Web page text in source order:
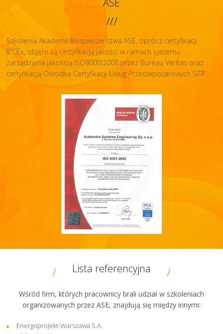
Szkolenia Akademii Bezpieczeństwa ASE, oprócz certyfikacji
IECEx, objęte są certyfikacją jakości w ramach systemu
zarządzania jakością ISO9000:2008 przez Bureau Veritas oraz
certyfikacją Ośrodka Certyfikacji Usług Przeciwpożarowych SITP.
Lista referencyjna
Wśród firm, których pracownicy brali udział w szkoleniach
organizowanych przez ASE, znajdują się między innymi:
Energoprojekt-Warszawa S.A.